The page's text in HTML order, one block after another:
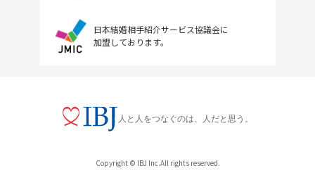
日本結婚相手紹介サービス協議会に
加盟しております。
人と人をつなぐのは、人だと思う。
Copyright © IBJ Inc.All rights reserved.